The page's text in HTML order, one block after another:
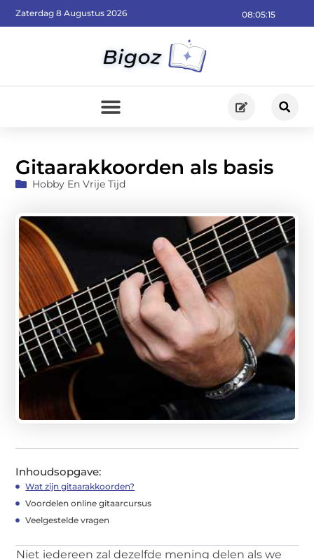
08:05:16
Zaterdag 8 Augustus 2026
Gitaarakkoorden als basis
Hobby En Vrije Tijd
Inhoudsopgave:
Wat zijn gitaarakkoorden?
Voordelen online gitaarcursus
Veelgestelde vragen
Niet iedereen zal dezelfde mening delen als we